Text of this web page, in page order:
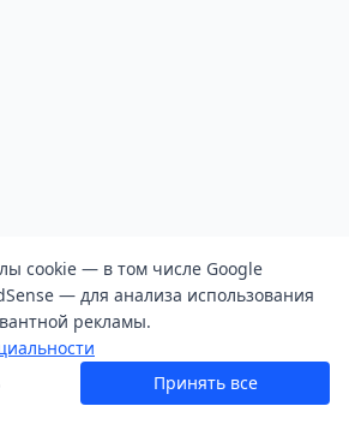
cookie — в том числе Google
— для анализа использования
рекламы.
Принять все